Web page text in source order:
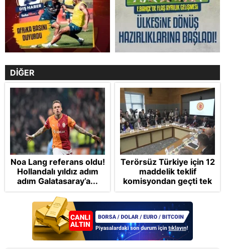
DİĞER
Noa Lang referans oldu!
Hollandalı yıldız adım
adım Galatasaray’a...
Terörsüz Türkiye için 12
maddelik teklif
komisyondan geçti tek
madde değişti!
Soruşturma ve cezalar
hangi şartlarda
ertelenecek?